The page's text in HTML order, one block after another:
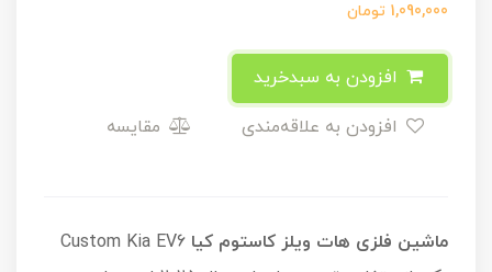
1,090,000 تومان
مقایسه
ماشین فلزی هات ویلز کاستوم کیا Custom Kia EV6